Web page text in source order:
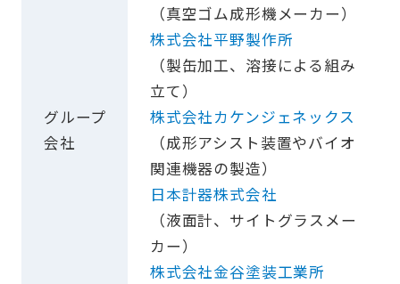
グループ
会社
（真空ゴム成形機メーカー）
株式会社平野製作所
（製缶加工、溶接による組み
立て）
株式会社カケンジェネックス
（成形アシスト装置やバイオ
関連機器の製造）
日本計器株式会社
（液面計、サイトグラスメー
カー）
株式会社金谷塗装工業所